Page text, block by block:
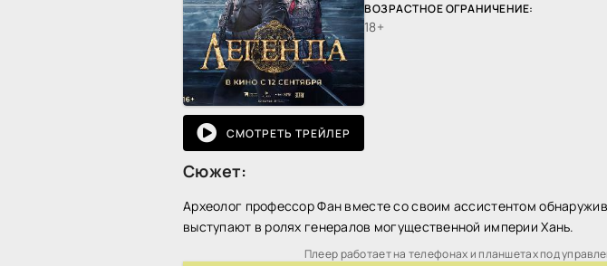
СМОТРЕТЬ ТРЕЙЛЕР
ВОЗРАСТНОЕ ОГРАНИЧЕНИЕ:
18+
Сюжет:
Археолог профессор Фан вместе со своим ассистентом
выступают в ролях генералов могущественной империи Хань.
Плеер работает на телефонах и планшетах под